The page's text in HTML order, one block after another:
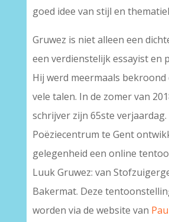
goed idee van stijl en
Gruwez is niet alleen een
een verdienstelijk essayist en
Hij werd meermaals
vele talen. In de zomer van
schrijver zijn 65ste
Poëziecentrum te Gent
gelegenheid een online
Luuk Gruwez: van
Bakermat. Deze
worden via de website van